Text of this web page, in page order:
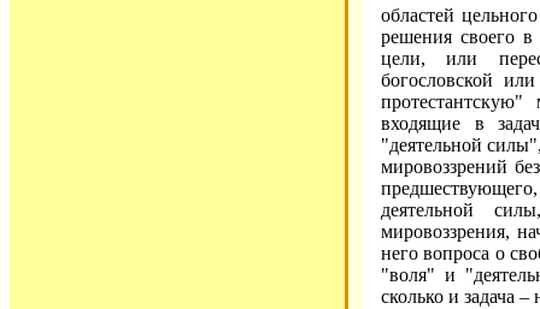
областей
решения своего
цели, или
богословской
входящие в
"деятельной
мировоззрений
деятельной
мировоззрения,
него вопроса о
"воля" и
сколько и задача –